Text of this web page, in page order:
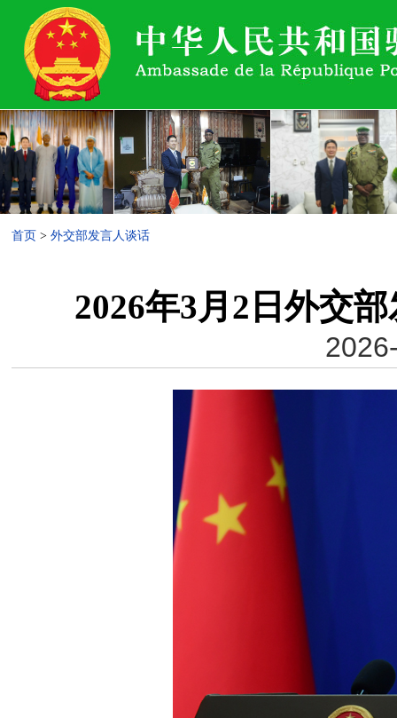
首页 > 外交部发言人谈话
2026年3月2日外交